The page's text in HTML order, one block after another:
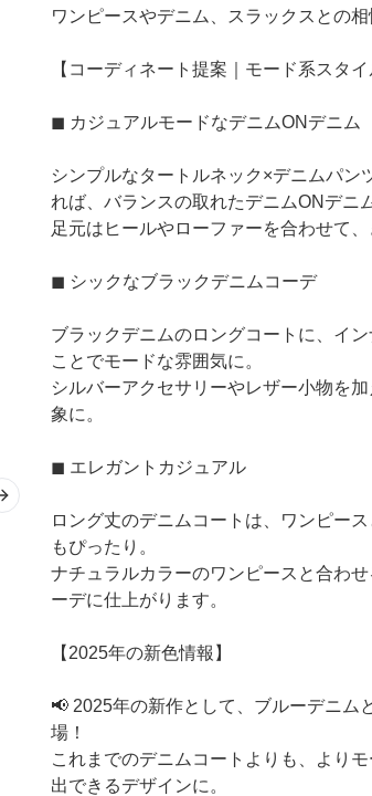
Next slide
ワンピースやデニム、スラックスとの相
【コーディネート提案｜モード系スタイ
◼ カジュアルモードなデニムONデニム
シンプルなタートルネック ×デニムパン
れば、バランスの取れたデニムONデニ
足元はヒールやローファーを合わせて、
◼ シックなブラックデニムコーデ
ブラックデニムのロングコートに、イ
ことでモードな雰囲気に。
シルバーアクセサリーやレザー小物を
象に。
◼ エレガントカジュアル
ロング丈のデニムコートは、ワンピー
もぴったり。
ナチュラルカラーのワンピースと合わ
ーデに仕上がります。
【2025年の新色情報】
📢 2025年の新作として、ブルーデニム
場！
これまでのデニムコートよりも、より
出できるデザインに。